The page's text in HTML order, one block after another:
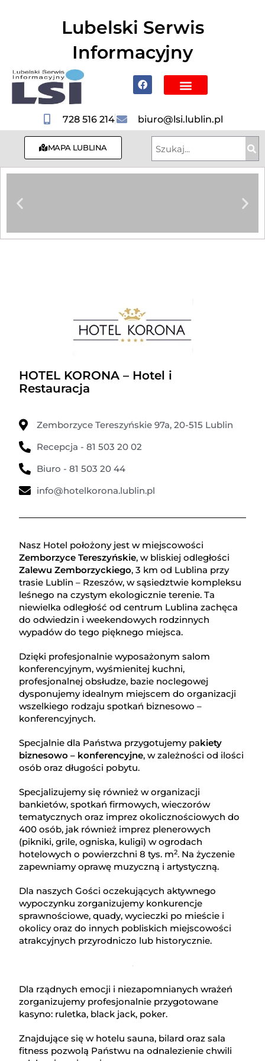
Lubelski Serwis
Informacyjny
728 516 214 biuro@lsi.lublin.pl
MAPA LUBLINA
HOTEL KORONA – Hotel i
Restauracja
Zemborzyce Tereszyńskie 97a, 20-515 Lublin
Recepcja - 81 503 20 02
Biuro - 81 503 20 44
info@hotelkorona.lublin.pl
Nasz Hotel położony jest w miejscowości
Zemborzyce Tereszyńskie, w bliskiej odległości
Zalewu Zemborzyckiego, 3 km od Lublina przy
trasie Lublin – Rzeszów, w sąsiedztwie kompleksu
leśnego na czystym ekologicznie terenie. Ta
niewielka odległość od centrum Lublina zachęca
do odwiedzin i weekendowych rodzinnych
wypadów do tego pięknego miejsca.
Dzięki profesjonalnie wyposażonym salom
konferencyjnym, wyśmienitej kuchni,
profesjonalnej obsłudze, bazie noclegowej
dysponujemy idealnym miejscem do organizacji
wszelkiego rodzaju spotkań biznesowo –
konferencyjnych.
Specjalnie dla Państwa przygotujemy pakiety
biznesowo – konferencyjne, w zależności od ilości
osób oraz długości pobytu.
Specjalizujemy się również w organizacji
bankietów, spotkań firmowych, wieczorów
tematycznych oraz imprez okolicznościowych do
400 osób, jak również imprez plenerowych
(pikniki, grile, ogniska, kuligi) w ogrodach
hotelowych o powierzchni 8 tys. m2. Na życzenie
zapewniamy oprawę muzyczną i artystyczną.
Dla naszych Gości oczekujących aktywnego
wypoczynku zorganizujemy konkurencje
sprawnościowe, quady, wycieczki po mieście i
okolicy oraz do innych pobliskich miejscowości
atrakcyjnych przyrodniczo lub historycznie.
Dla rządnych emocji i niezapomnianych wrażeń
zorganizujemy profesjonalnie przygotowane
kasyno: ruletka, black jack, poker.
Znajdujące się w hotelu sauna, bilard oraz sala
fitness pozwolą Państwu na odnalezienie chwili